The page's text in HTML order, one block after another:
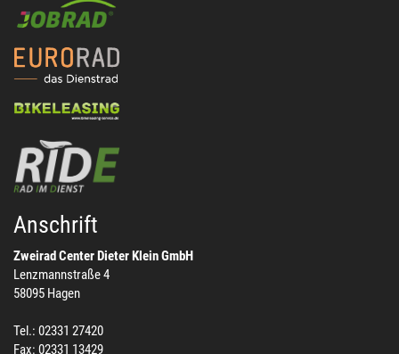
Anschrift
Zweirad Center Dieter Klein GmbH
Lenzmannstraße 4
58095 Hagen
Tel.: 02331 27420
Fax: 02331 13429